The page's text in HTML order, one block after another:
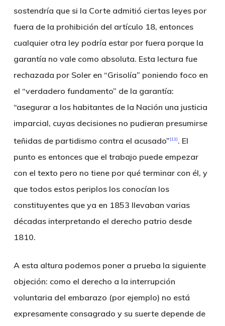
sostendría que si la Corte admitió ciertas leyes por
fuera de la prohibición del artículo 18, entonces
cualquier otra ley podría estar por fuera porque la
garantía no vale como absoluta. Esta lectura fue
rechazada por Soler en “Grisolía” poniendo foco en
el “verdadero fundamento” de la garantía:
“asegurar a los habitantes de la Nación una justicia
imparcial, cuyas decisiones no pudieran presumirse
teñidas de partidismo contra el acusado” [13] . El
punto es entonces que el trabajo puede empezar
con el texto pero no tiene por qué terminar con él, y
que todos estos periplos los conocían los
constituyentes que ya en 1853 llevaban varias
décadas interpretando el derecho patrio desde
1810.
A esta altura podemos poner a prueba la siguiente
objeción: como el derecho a la interrupción
voluntaria del embarazo (por ejemplo) no está
expresamente consagrado y su suerte depende de